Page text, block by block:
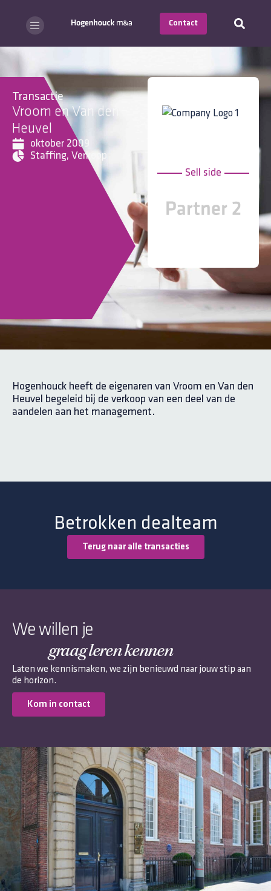
Contact
Transactie
Vroom en Van den
Heuvel
oktober 2009
Staffing, Verkoop
Sell side
Hogenhouck heeft de eigenaren van Vroom en Van den
Heuvel begeleid bij de verkoop van een deel van de
aandelen aan het management.
Betrokken dealteam
Terug naar alle transacties
We willen je
graag leren kennen
Laten we kennismaken, we zijn benieuwd naar jouw stip aan
de horizon.
Kom in contact